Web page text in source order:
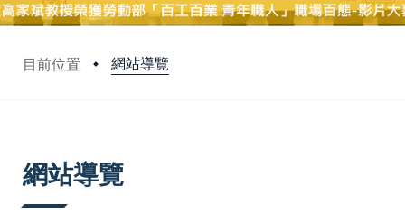
目前位置 網站導覽
網站導覽